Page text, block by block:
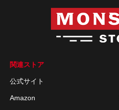
関連ストア
公式サイト
Amazon